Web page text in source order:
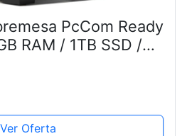
PcCom Ready
RAM / 1TB SSD /
+ Windows 11 - Pc
Ver Oferta